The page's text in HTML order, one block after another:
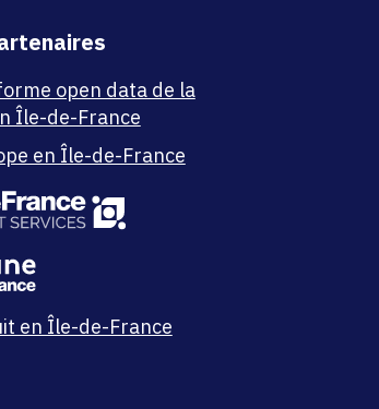
open data de la
Île-de-France
en Île-de-France
en Île-de-France